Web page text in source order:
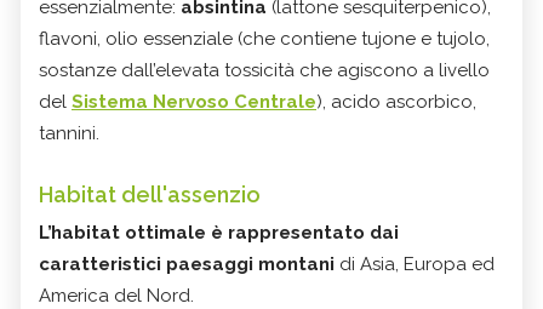
essenzialmente: absintina (lattone sesquiterpenico),
flavoni, olio essenziale (che contiene tujone e tujolo,
sostanze dall’elevata tossicità che agiscono a livello
del Sistema Nervoso Centrale), acido ascorbico,
tannini.
Habitat dell'assenzio
L’habitat ottimale è rappresentato dai
caratteristici paesaggi montani di Asia, Europa ed
America del Nord.